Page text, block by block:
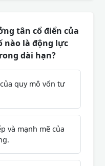
tân cổ điển của
nào là động lực
dài hạn?
quy mô vốn tư
và mạnh mẽ của